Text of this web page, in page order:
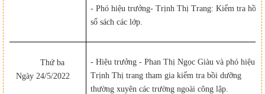
- Phó hiệu trưởng- Trịnh Thị Trang: Kiểm tra hồ sơ
sổ sách các lớp.
Thứ ba
Ngày 24/5/2022
- Hiệu trưởng - Phan Thị Ngọc Giàu và phó hiệu
Trịnh Thị trang tham gia kiểm tra bồi dưỡng
thường xuyên các trường ngoài công lập.